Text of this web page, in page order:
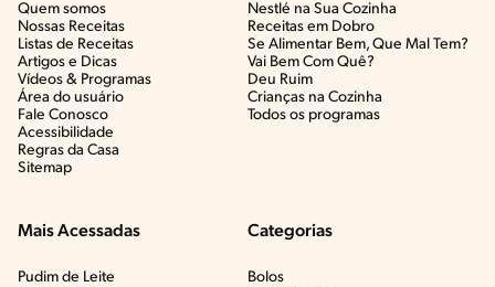
Quem somos
Nossas Receitas
Listas de Receitas​
Artigos e Dicas​
Vídeos & Programas​
Área do usuário
Fale Conosco
Acessibilidade
Regras da Casa
Sitemap
Nestlé na Sua Cozinha
Receitas em Dobro
Se Alimentar Bem, Que Mal Tem?​
Vai Bem Com Quê?​
Deu Ruim​
Crianças na Cozinha​
Todos os programas
Mais Acessadas
Pudim de Leite
Categorias
Bolos